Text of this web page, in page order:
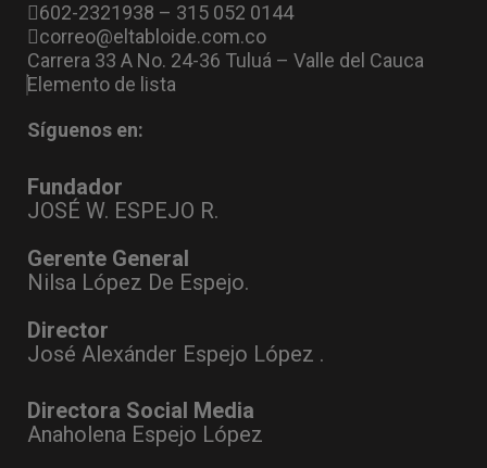
602-2321938 – 315 052 0144
correo@eltabloide.com.co
Carrera 33 A No. 24-36 Tuluá – Valle del Cauca
Elemento de lista
Síguenos en:
Fundador
JOSÉ W. ESPEJO R.
Gerente General
Nilsa López De Espejo.
Director
José Alexánder Espejo López .
Directora Social Media
Anaholena Espejo López